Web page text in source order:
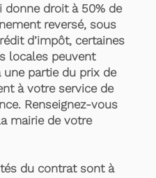
donne droit à 50% de
reversé, sous
d’impôt, certaines
locales peuvent
une partie du prix de
à votre service de
Renseignez-vous
mairie de votre
du contrat sont à